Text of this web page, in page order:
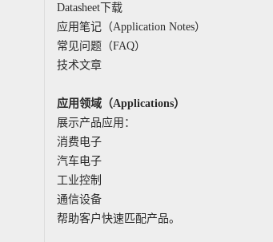
Datasheet下载
应用笔记（Application Notes）
常见问题（FAQ）
技术文章
应用领域（Applications）
展示产品应用：
消费电子
汽车电子
工业控制
通信设备
帮助客户快速匹配产品。